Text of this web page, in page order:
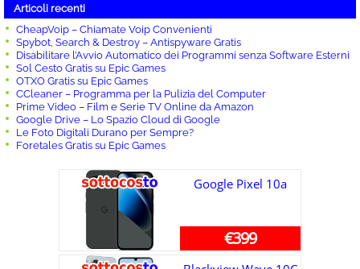
Articoli recenti
CheapVoip – Chiamate Voip Convenienti
Spybot, Search & Destroy – Antispyware Gratis
Disabilitare l’Avvio Automatico dei Programmi senza Software Esterni
Sol Cesto Gratis su Epic Games
OTXO Gratis su Epic Games
CCleaner – Programma per la Pulizia del Computer
Prime Video – Film e Serie TV Online da Amazon
Google Drive – Lo Spazio Cloud di Google
Le Foto Digitali Durano per Sempre?
Foretales Gratis su Epic Games
Google Pixel 10a
€399